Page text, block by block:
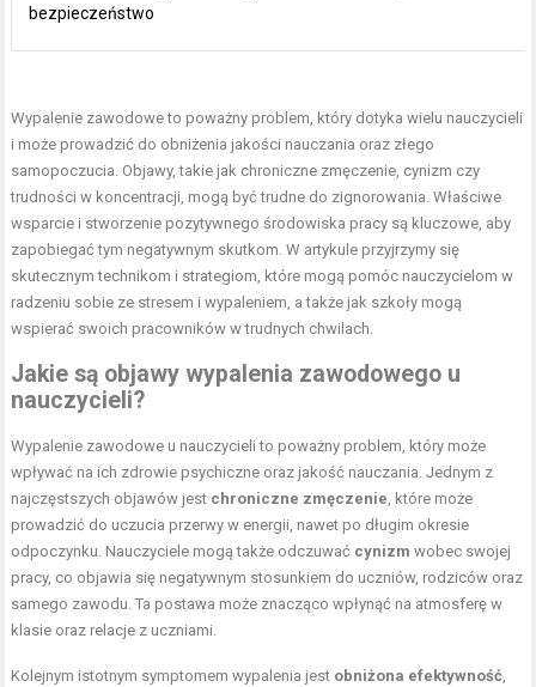
bezpieczeństwo
Wypalenie zawodowe to poważny problem, który dotyka wielu nauczycieli
i może prowadzić do obniżenia jakości nauczania oraz złego
samopoczucia. Objawy, takie jak chroniczne zmęczenie, cynizm czy
trudności w koncentracji, mogą być trudne do zignorowania. Właściwe
wsparcie i stworzenie pozytywnego środowiska pracy są kluczowe, aby
zapobiegać tym negatywnym skutkom. W artykule przyjrzymy się
skutecznym technikom i strategiom, które mogą pomóc nauczycielom w
radzeniu sobie ze stresem i wypaleniem, a także jak szkoły mogą
wspierać swoich pracowników w trudnych chwilach.
Jakie są objawy wypalenia zawodowego u
nauczycieli?
Wypalenie zawodowe u nauczycieli to poważny problem, który może
wpływać na ich zdrowie psychiczne oraz jakość nauczania. Jednym z
najczęstszych objawów jest chroniczne zmęczenie , które może
prowadzić do uczucia przerwy w energii, nawet po długim okresie
odpoczynku. Nauczyciele mogą także odczuwać cynizm wobec swojej
pracy, co objawia się negatywnym stosunkiem do uczniów, rodziców oraz
samego zawodu. Ta postawa może znacząco wpłynąć na atmosferę w
klasie oraz relacje z uczniami.
Kolejnym istotnym symptomem wypalenia jest obniżona efektywność